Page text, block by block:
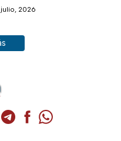
última vez en 2020
2026
historias sobre este tema
Twitter (se abre en una
Instagram (se abre en una
de TikTok (se abre en
de YouTube (se abre
Cuenta de Telegram (se
Cuenta de
Cuenta de